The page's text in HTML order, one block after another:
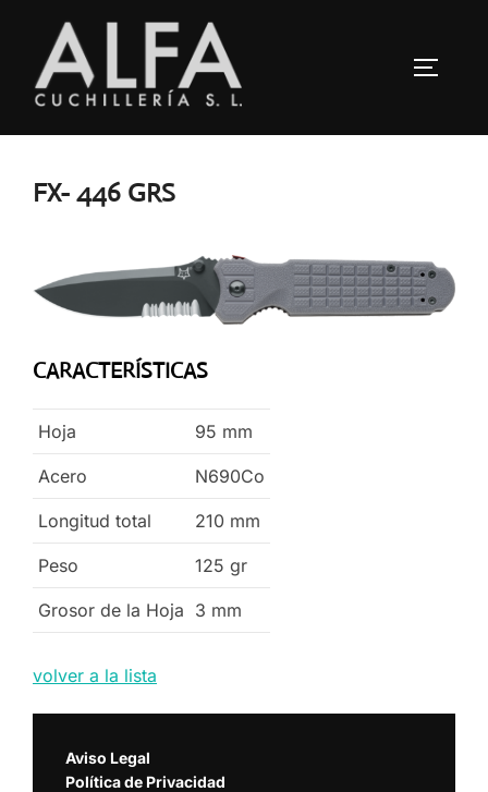
contenido
FX- 446 GRS
CARACTERÍSTICAS
Hoja 95 mm
Acero N690Co
Longitud total 210 mm
Peso 125 gr
Grosor de la Hoja 3 mm
volver a la lista
Aviso Legal
Política de Privacidad